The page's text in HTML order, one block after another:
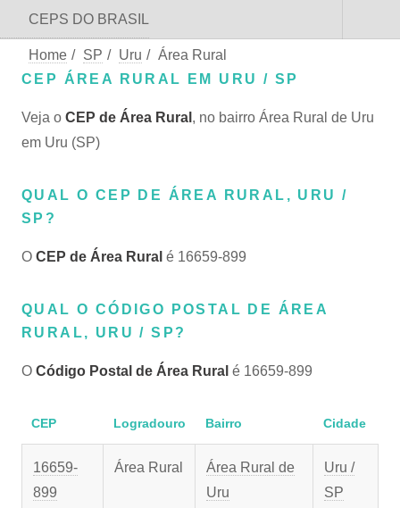
CEPS DO BRASIL
Home / SP / Uru / Área Rural
CEP ÁREA RURAL EM URU / SP
Veja o CEP de Área Rural , no bairro Área Rural de Uru
em Uru (SP)
QUAL O CEP DE ÁREA RURAL, URU /
SP?
O CEP de Área Rural é 16659-899
QUAL O CÓDIGO POSTAL DE ÁREA
RURAL, URU / SP?
O Código Postal de Área Rural é 16659-899
CEP Logradouro Bairro Cidade
16659-
899
Área Rural
Área Rural de
Uru
Uru /
SP